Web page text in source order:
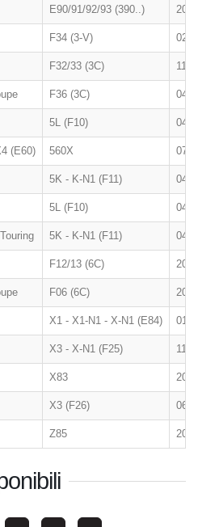
E90/91/92/93 (390..)
F34 (3-V) 02/
F32/33 (3C) 11/
F36 (3C) 04/
5L (F10) 04/
(E60) 560X 07/
5K - K-N1 (F11) 04/
5L (F10) 04/
5K - K-N1 (F11) 04/
F12/13 (6C)
F06 (6C)
X1 - X1-N1 - X-N1 (E84) 01/
X3 - X-N1 (F25) 11/
X83
X3 (F26) 06/
Z85